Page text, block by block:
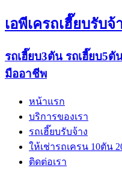
เอพีเครถเฮี๊ยบรับจ้
รถเฮี๊ยบ3ตัน รถเฮี๊ยบ5
มืออาชีพ
หน้าแรก
บริการของเรา
รถเฮี๊ยบรับจ้าง
ให้เช่ารถเครน 10ตัน
ติดต่อเรา